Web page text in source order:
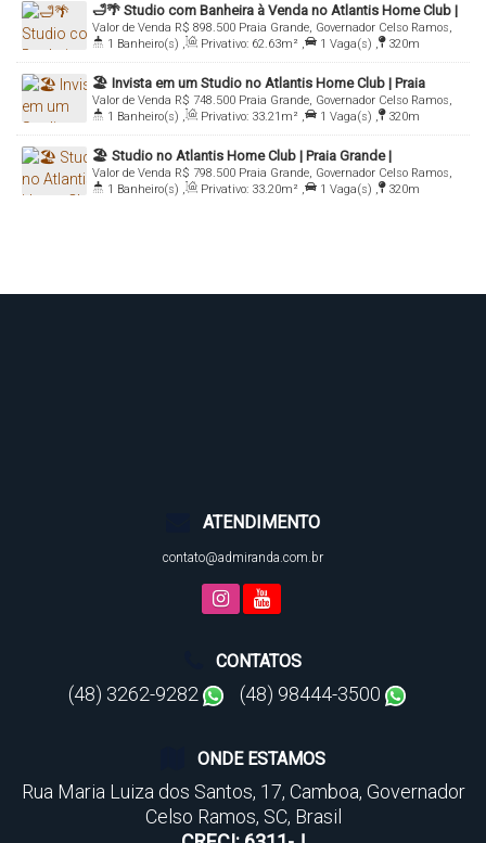
🛁🌴 Studio com Banheira à Venda no Atlantis Home Club |
Praia Grande | Governador Celso Ramos
R$ 898.500
Valor de Venda
Praia Grande, Governador Celso Ramos,
Santa Catarina, Brasil
1 Banheiro(s) , Privativo: 62.63m² , 1 Vaga(s) ,
320m
Distância do Mar
🏖️ Invista em um Studio no Atlantis Home Club | Praia
Grande | Governador Celso Ramos
R$ 748.500
Valor de Venda
Praia Grande, Governador Celso Ramos,
Santa Catarina, Brasil
1 Banheiro(s) , Privativo: 33.21 m² , 1 Vaga(s) ,
320m
Distância do Mar
🏖️ Studio no Atlantis Home Club | Praia Grande |
Governador Celso Ramos
R$ 798.500
Valor de Venda
Praia Grande, Governador Celso Ramos,
Santa Catarina, Brasil
1 Banheiro(s) , Privativo: 33.20m² , 1 Vaga(s) ,
320m
ATENDIMENTO
contato@admiranda.com.br
CONTATOS
(48) 3262-9282 (48) 98444-3500
ONDE ESTAMOS
Rua Maria Luiza dos Santos, 17, Camboa, Governador
Celso Ramos, SC, Brasil